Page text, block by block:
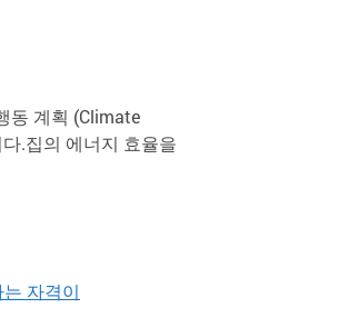
동 계획 (Climate
.집의 에너지 효율을
자격이